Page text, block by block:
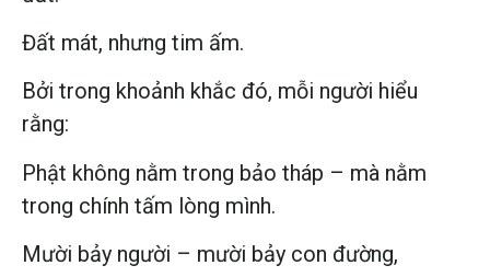
Đất mát, nhưng tim ấm.
Bởi trong khoảnh khắc đó, mỗi người hiểu
rằng:
Phật không nằm trong bảo tháp – mà nằm
trong chính tấm lòng mình.
Mười bảy người – mười bảy con đường,